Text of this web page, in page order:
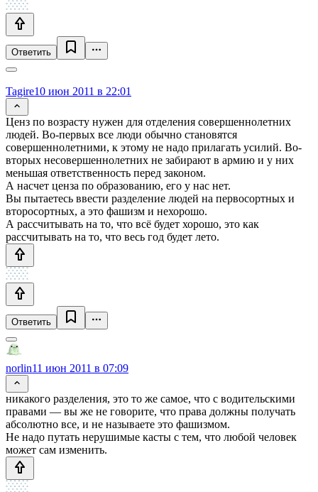
Ответить
Tagire10 июн 2011 в 22:01
Ценз по возрасту нужен для отделения совершеннолетних
людей. Во-первых все люди обычно становятся
совершеннолетними, к этому не надо прилагать усилий. Во-
вторых несовершеннолетних не забирают в армию и у них
меньшая ответственность перед законом.
А насчет ценза по образованию, его у нас нет.
Вы пытаетесь ввести разделение людей на первосортных и
второсортных, а это фашизм и нехорошо.
А рассчитывать на то, что всё будет хорошо, это как
рассчитывать на то, что весь год будет лето.
Ответить
norlin11 июн 2011 в 07:09
никакого разделения, это то же самое, что с водительскими
правами — вы же не говорите, что права должны получать
абсолютно все, и не называете это фашизмом.
Не надо путать нерушимые касты с тем, что любой человек
может сам изменить.